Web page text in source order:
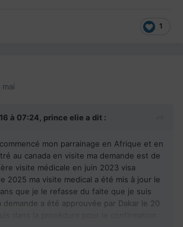
1
mai
à 07:24, prince elie a dit :
mon parrainage en Afrique et en
au canada en visite ma demande est de
visite médicale en juin 2023 visa
2025 ma visite medical a été mis à jour le
que je le refasse du faite que je suis
demande a été approuvée par Dakar le 20